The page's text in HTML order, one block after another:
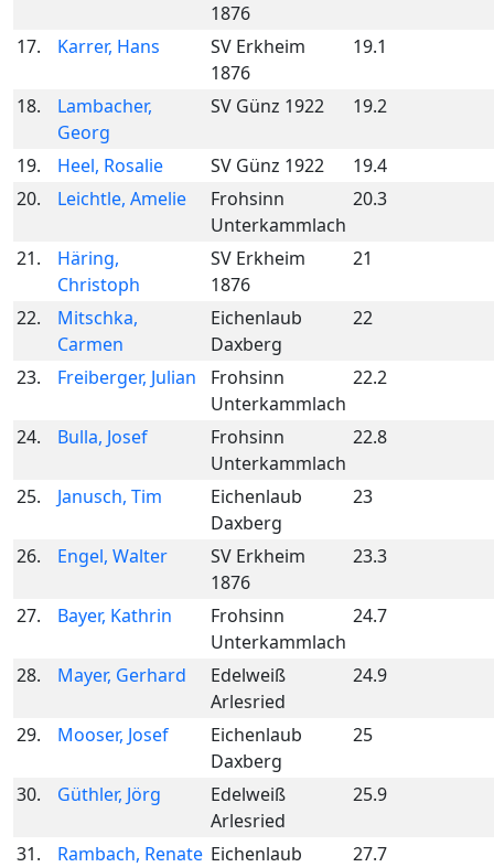
1876
17. Karrer, Hans
SV Erkheim
1876
19.1
18.
Lambacher,
Georg
SV Günz 1922 19.2
19. Heel, Rosalie SV Günz 1922
19.4
20.
Leichtle, Amelie
Frohsinn
Unterkammlach
20.3
21.
Häring,
Christoph
SV Erkheim
1876
21
22.
Mitschka,
Carmen
Eichenlaub
Daxberg
22
23. Freiberger, Julian
Frohsinn
Unterkammlach
22.2
24. Bulla, Josef
Frohsinn
Unterkammlach
22.8
25. Janusch, Tim
Eichenlaub
Daxberg
23
26. Engel, Walter
SV Erkheim
1876
23.3
27. Bayer, Kathrin
Frohsinn
Unterkammlach
24.7
28. Mayer, Gerhard
Edelweiß
Arlesried
24.9
29. Mooser, Josef
Eichenlaub
Daxberg
25
30. Güthler, Jörg
Edelweiß
Arlesried
25.9
31. Rambach, Renate Eichenlaub
27.7